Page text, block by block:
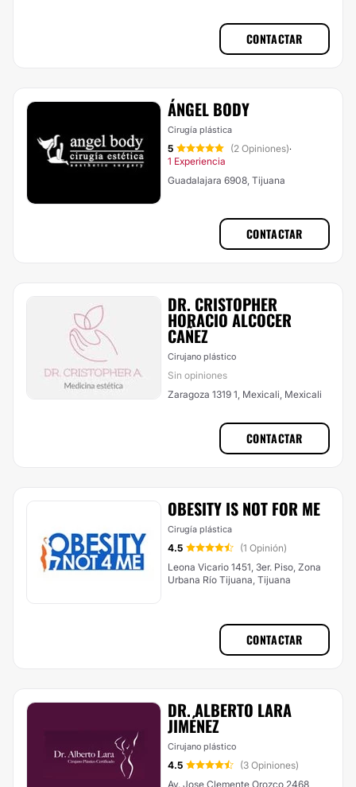
CONTACTAR
ÁNGEL BODY
Cirugía plástica
5 (2 Opiniones)·
1 Experiencia
Guadalajara 6908, Tijuana
CONTACTAR
DR. CRISTOPHER
HORACIO ALCOCER
CAÑEZ
Cirujano plástico
Sin opiniones
Zaragoza 1319 1, Mexicali, Mexicali
CONTACTAR
OBESITY IS NOT FOR ME
Cirugía plástica
4.5
(1 Opinión)
Leona Vicario 1451, 3er. Piso, Zona
Urbana Río Tijuana, Tijuana
CONTACTAR
DR. ALBERTO LARA
JIMÉNEZ
Cirujano plástico
4.5
(3 Opiniones)
Av. Jose Clemente Orozco 2468,